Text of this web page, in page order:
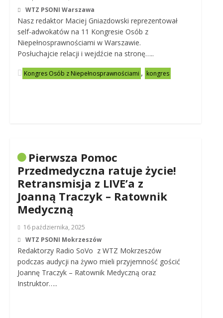
WTZ PSONI Warszawa
Nasz redaktor Maciej Gniazdowski reprezentował
self-adwokatów na 11 Kongresie Osób z
Niepełnosprawnościami w Warszawie.
Posłuchajcie relacji i wejdźcie na stronę…..
Kongres Osób z Niepełnosprawnościami , kongres
Pierwsza Pomoc
Przedmedyczna ratuje życie!
Retransmisja z LIVE’a z
Joanną Traczyk – Ratownik
Medyczną
16 października, 2025
WTZ PSONI Mokrzeszów
Redaktorzy Radio SoVo z WTZ Mokrzeszów
podczas audycji na żywo mieli przyjemność gościć
Joannę Traczyk – Ratownik Medyczną oraz
Instruktor…..